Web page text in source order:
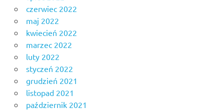
czerwiec 2022
maj 2022
kwiecień 2022
marzec 2022
luty 2022
styczeń 2022
grudzień 2021
listopad 2021
październik 2021